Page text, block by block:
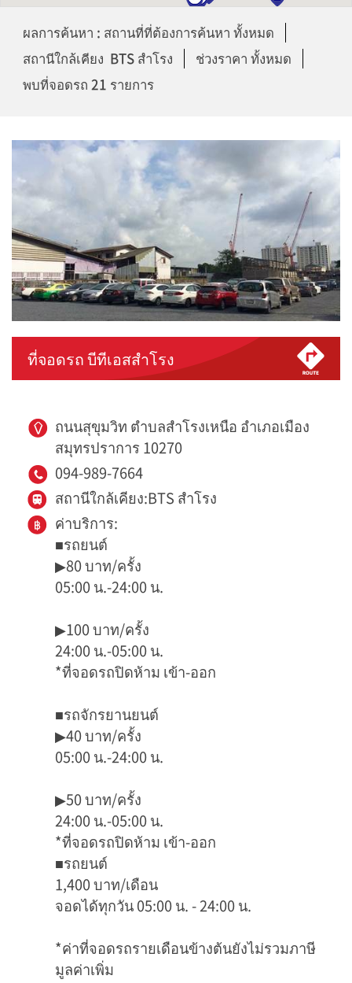
ผลการค้นหา : สถานที่ที่ต้องการค้นหา ทั้งหมด
สถานีใกล้เคียง BTS สำโรง
ช่วงราคา ทั้งหมด
พบที่จอดรถ 21 รายการ
ที่จอดรถ บีทีเอสสำโรง
ถนนสุขุมวิท ตำบลสำโรงเหนือ อำเภอเมือง
สมุทรปราการ 10270
094-989-7664
สถานีใกล้เคียง:BTS สำโรง
ค่าบริการ:
■รถยนต์
▶80 บาท/ครั้ง
05:00 น.-24:00 น.
▶100 บาท/ครั้ง
24:00 น.-05:00 น.
*ที่จอดรถปิดห้าม เข้า-ออก
■รถจักรยานยนต์
▶40 บาท/ครั้ง
05:00 น.-24:00 น.
▶50 บาท/ครั้ง
24:00 น.-05:00 น.
*ที่จอดรถปิดห้าม เข้า-ออก
■รถยนต์
1,400 บาท/เดือน
จอดได้ทุกวัน 05:00 น. - 24:00 น.
*ค่าที่จอดรถรายเดือนข้างต้นยังไม่รวมภาษี
มูลค่าเพิ่ม